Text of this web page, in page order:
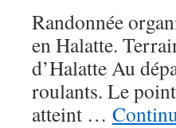
Randonnée
en Halatte.
d’Halatte Au
roulants. Le
atteint …